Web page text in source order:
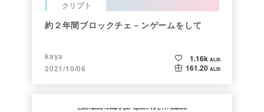
クリプト
約２年間ブロックチェ－ンゲームをして
kaya
2021/10/06
1.16k ALIS
161.20 ALIS